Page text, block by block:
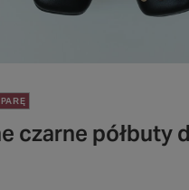
czarne półbuty